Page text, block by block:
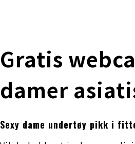
Gratis
damer
Sexy dame undertøy pikk i